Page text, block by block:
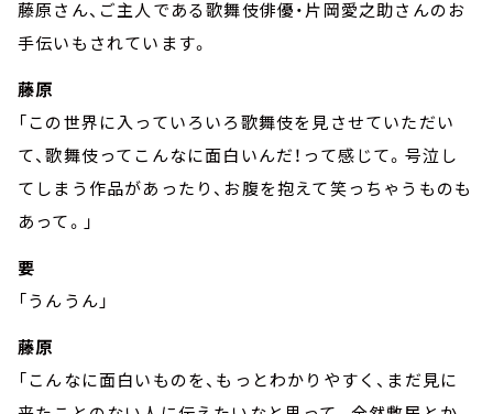
藤原さん、ご主人である歌舞伎俳優・片岡愛之助さんのお
手伝いもされています。
藤原
「この世界に入っていろいろ歌舞伎を見させていただい
て、歌舞伎ってこんなに面白いんだ！って感じて。号泣し
てしまう作品があったり、お腹を抱えて笑っちゃうものも
あって。」
要
「うんうん」
藤原
「こんなに面白いものを、もっとわかりやすく、まだ見に